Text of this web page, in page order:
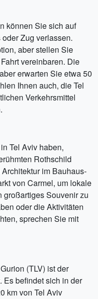
können Sie sich auf
Zug verlassen.
aber stellen Sie
vereinbaren. Die
erwarten Sie etwa 50
Ihnen auch, die Tel
Verkehrsmittel
Tel Aviv haben,
Rothschild
im Bauhaus-
von Carmel, um lokale
Souvenir zu
oder die Aktivitäten
sprechen Sie mit
(TLV) ist der
Es befindet sich in der
km von Tel Aviv